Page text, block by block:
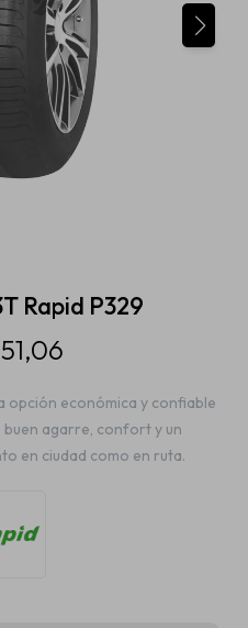
Rapid P329
51,06
opción económica y confiable
agarre, confort y un
en ciudad como en ruta.